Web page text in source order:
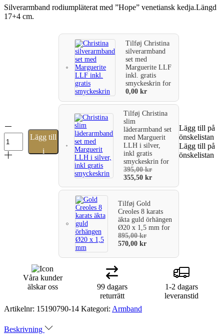
Silverarmband rodiumpläterat med ”Hope” venetiansk kedja.Längd
17+4 cm.
Silverarmband
rodiumpläterat
med
"Hope"
Lägg till
i
TilføjChristina
silverarmband
set med
Marguerite LLF
inkl. gratis
smyckeskrinfor
0,00kr
TilføjChristina
slim
läderarmband set
med Marguerit
LLH i silver,
inkl gratis
smyckeskrinfor
395,00kr
355,50kr
TilføjGold
Creoles 8 karats
äkta guld örhängen
Ø20 x 1,5 mmfor
895,00kr
570,00kr
Lägg till på
önskelistan
Lägg till på
önskelistan
Våra kunder
älskar oss
99 dagars
returrätt
1-2 dagars
leveranstid
Artikelnr: 15190790-14 Kategori: Armband
Beskrivning